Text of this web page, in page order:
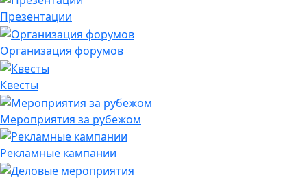
Презентации
Организация форумов
Квесты
Мероприятия за рубежом
Рекламные кампании